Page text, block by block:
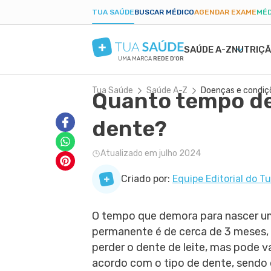
TUA SAÚDEBUSCAR MÉDICOAGENDAR EXAME
SAÚDE A-Z
UMA MARCAREDE D'OR
SINTOMAS
EXAMES
VIDA ÍNTIMA
SAÚDE DO HOMEM
PRIMEIROS SOCORROS
DIETAS
JEJUM INTERMITENTE
DIETA DUKAN
GRAVIDEZ SAUDÁVEL
EXERCÍCIO NA GRAVIDEZ
DESCONFORTOS DA GRAVIDEZ
SAÚDE MENTAL
ANSIEDADE
DEPRESSÃO
TDAH
BORDERLINE
FOBIAS
LONGEVIDADE
BELEZA E
PELE SECA
RUGAS
Tua Saúde Saúde A-Z Doenças e
Quanto tempo
dente?
Atualizado em julho 2024
Criado por: Equipe Editorial do
O tempo que demora para nascer
permanente é de cerca de 3
perder o dente de leite, mas pode
acordo com o tipo de dente, sendo